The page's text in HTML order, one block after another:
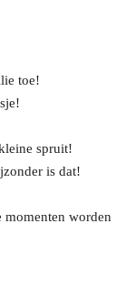
toe!
spruit!
is dat!
momenten worden